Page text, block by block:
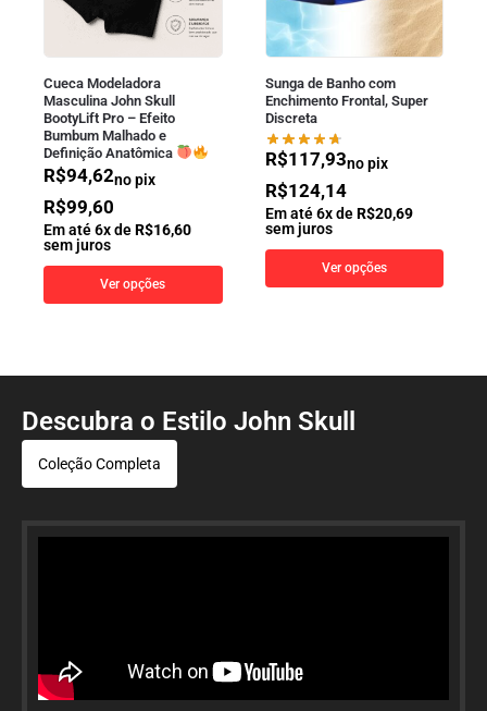
Cueca Modeladora
Masculina John Skull
BootyLift Pro – Efeito
Bumbum Malhado e
Definição Anatômica
R$94,62no pix
R$99,60
Em até6x deR$16,60
sem juros
Ver opções
Sunga de Banho com
Enchimento Frontal, Super
Discreta
R$117,93no pix
R$124,14
Em até6x deR$20,69
sem juros
Ver opções
Descubra o Estilo John Skull
Coleção Completa